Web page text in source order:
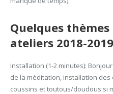
Quelques
ateliers 2018-2019
Installation (1-2 minutes):
de la méditation, installation
coussins et toutous/doudous si